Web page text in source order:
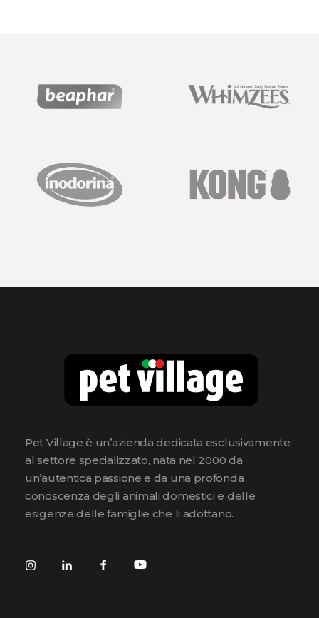
Pet Village è un’azienda dedicata esclusivamente
al settore specializzato, nata nel 2000 da
un’autentica passione e da una profonda
conoscenza degli animali domestici e delle
esigenze delle famiglie che li adottano.